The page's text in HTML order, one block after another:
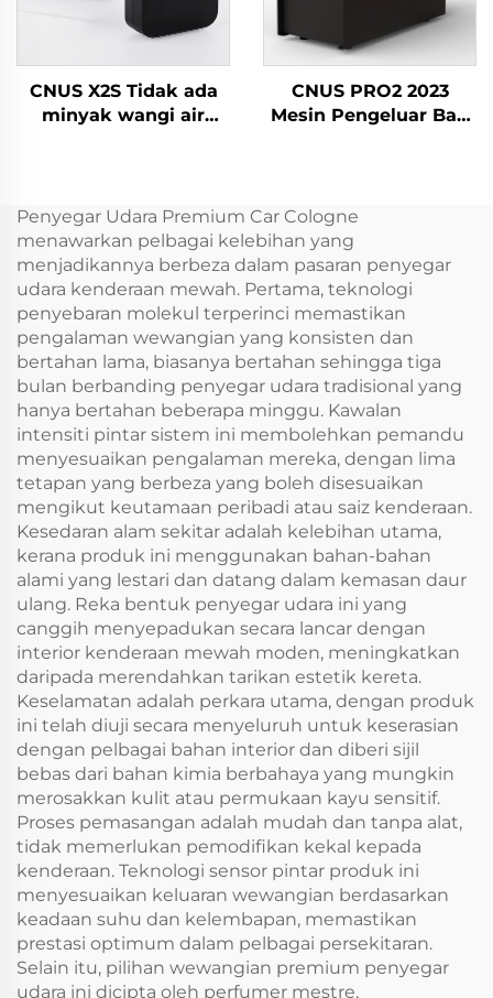
CNUS X2S Tidak ada
minyak wangi air
Udara Pengembang
Aroma
CNUS PRO2 2023
Mesin Pengeluar Bau
Freshener Diffuser
Mesin
Penyegar Udara Premium Car Cologne
menawarkan pelbagai kelebihan yang
menjadikannya berbeza dalam pasaran penyegar
udara kenderaan mewah. Pertama, teknologi
penyebaran molekul terperinci memastikan
pengalaman wewangian yang konsisten dan
bertahan lama, biasanya bertahan sehingga tiga
bulan berbanding penyegar udara tradisional yang
hanya bertahan beberapa minggu. Kawalan
intensiti pintar sistem ini membolehkan pemandu
menyesuaikan pengalaman mereka, dengan lima
tetapan yang berbeza yang boleh disesuaikan
mengikut keutamaan peribadi atau saiz kenderaan.
Kesedaran alam sekitar adalah kelebihan utama,
kerana produk ini menggunakan bahan-bahan
alami yang lestari dan datang dalam kemasan daur
ulang. Reka bentuk penyegar udara ini yang
canggih menyepadukan secara lancar dengan
interior kenderaan mewah moden, meningkatkan
daripada merendahkan tarikan estetik kereta.
Keselamatan adalah perkara utama, dengan produk
ini telah diuji secara menyeluruh untuk keserasian
dengan pelbagai bahan interior dan diberi sijil
bebas dari bahan kimia berbahaya yang mungkin
merosakkan kulit atau permukaan kayu sensitif.
Proses pemasangan adalah mudah dan tanpa alat,
tidak memerlukan pemodifikan kekal kepada
kenderaan. Teknologi sensor pintar produk ini
menyesuaikan keluaran wewangian berdasarkan
keadaan suhu dan kelembapan, memastikan
prestasi optimum dalam pelbagai persekitaran.
Selain itu, pilihan wewangian premium penyegar
udara ini dicipta oleh perfumer mestre,